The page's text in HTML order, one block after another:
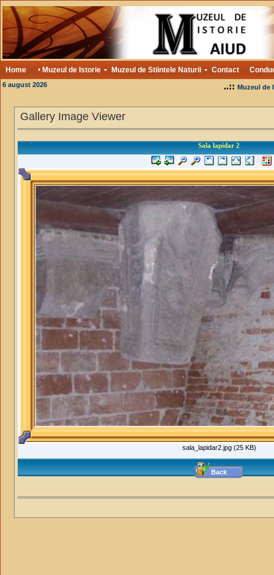
Home Muzeul de Istorie Muzeul de Stiintele Naturii Contact
6 august 2026 ..:: Muzeul de
Gallery Image Viewer
Sala lapidar 2
sala_lapidar2.jpg (25 KB)